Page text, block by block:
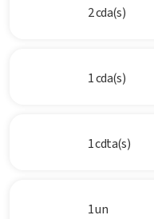
2 cda(s)
1 cda(s)
1 cdta(s)
1 un